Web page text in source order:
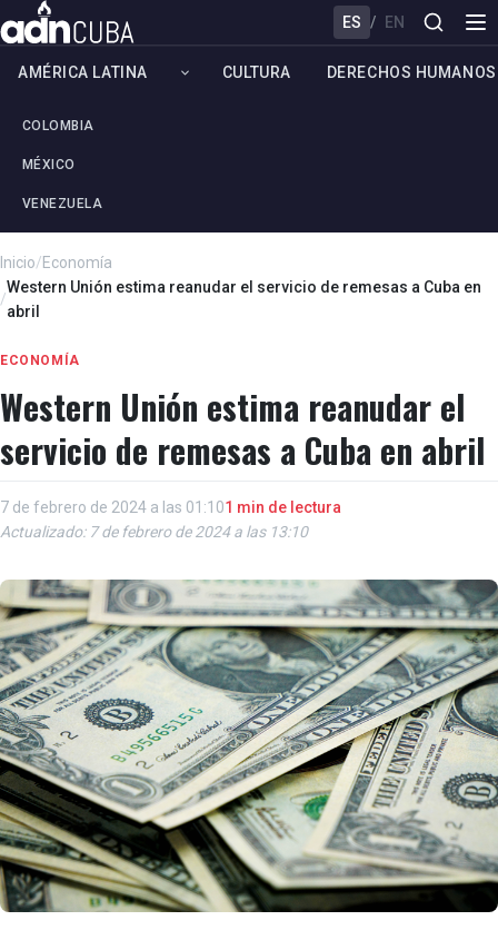
ES / EN
AMÉRICA LATINA
COLOMBIA
MÉXICO
VENEZUELA
CULTURA DERECHOS HUMANOS
Inicio/Economía
/
Western Unión estima reanudar el servicio de remesas a Cuba en
abril
ECONOMÍA
Western Unión estima reanudar el
servicio de remesas a Cuba en abril
7 de febrero de 2024 a las 01:101 min de lectura
Actualizado: 7 de febrero de 2024 a las 13:10